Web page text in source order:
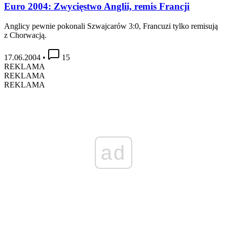
Euro 2004: Zwycięstwo Anglii, remis Francji
Anglicy pewnie pokonali Szwajcarów 3:0, Francuzi tylko remisują
z Chorwacją.
17.06.2004 •
15
REKLAMA
REKLAMA
REKLAMA
ad